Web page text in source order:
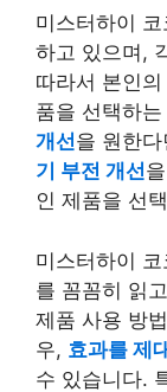
미스터하이
하고 있으며,
따라서 본인의
품을 선택하
개선을 원한
기 부전 개선
인 제품을 선
미스터하이
를 꼼꼼히 읽고
제품 사용 방
우, 효과를 제
수 있습니다.